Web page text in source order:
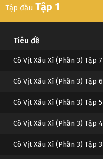
Tập đầu Tập 1
Tiêu đề
Cô Vịt Xấu Xí (Phần 3) Tập 7
Cô Vịt Xấu Xí (Phần 3) Tập 6
Cô Vịt Xấu Xí (Phần 3) Tập 5
Cô Vịt Xấu Xí (Phần 3) Tập 4
Cô Vịt Xấu Xí (Phần 3) Tập 3